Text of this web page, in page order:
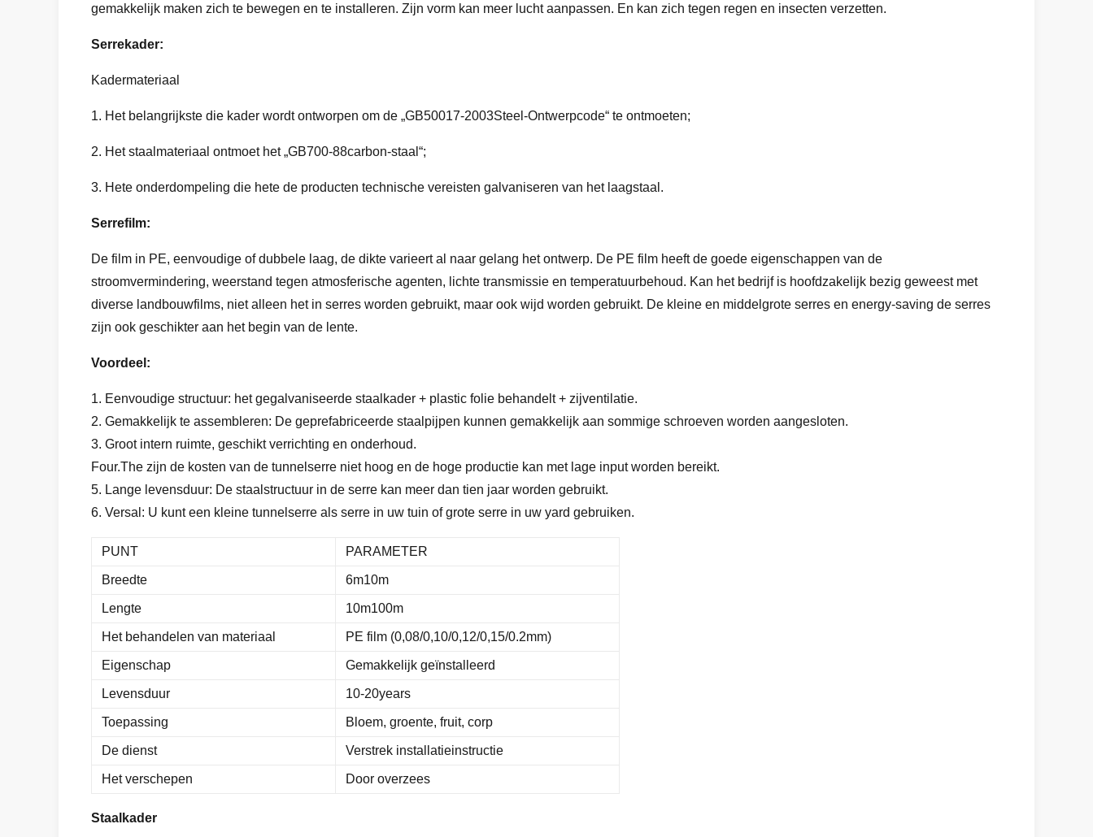
gemakkelijk maken zich te bewegen en te installeren. Zijn vorm kan meer lucht aanpassen. En kan zich tegen regen en insecten verzetten.
Serrekader:
Kadermateriaal
1. Het belangrijkste die kader wordt ontworpen om de „GB50017-2003Steel-Ontwerpcode“ te ontmoeten;
2. Het staalmateriaal ontmoet het „GB700-88carbon-staal“;
3. Hete onderdompeling die hete de producten technische vereisten galvaniseren van het laagstaal.
Serrefilm:
De film in PE, eenvoudige of dubbele laag, de dikte varieert al naar gelang het ontwerp. De PE film heeft de goede eigenschappen van de
stroomvermindering, weerstand tegen atmosferische agenten, lichte transmissie en temperatuurbehoud. Kan het bedrijf is hoofdzakelijk bezig geweest met
diverse landbouwfilms, niet alleen het in serres worden gebruikt, maar ook wijd worden gebruikt. De kleine en middelgrote serres en energy-saving de serres
zijn ook geschikter aan het begin van de lente.
Voordeel:
1. Eenvoudige structuur: het gegalvaniseerde staalkader + plastic folie behandelt + zijventilatie.
2. Gemakkelijk te assembleren: De geprefabriceerde staalpijpen kunnen gemakkelijk aan sommige schroeven worden aangesloten.
3. Groot intern ruimte, geschikt verrichting en onderhoud.
Four.The zijn de kosten van de tunnelserre niet hoog en de hoge productie kan met lage input worden bereikt.
5. Lange levensduur: De staalstructuur in de serre kan meer dan tien jaar worden gebruikt.
6. Versal: U kunt een kleine tunnelserre als serre in uw tuin of grote serre in uw yard gebruiken.
PUNT PARAMETER
Breedte 6m10m
Lengte 10m100m
Het behandelen van materiaal PE film (0,08/0,10/0,12/0,15/0.2mm)
Eigenschap Gemakkelijk geïnstalleerd
Levensduur 10-20years
Toepassing Bloem, groente, fruit, corp
De dienst Verstrek installatieinstructie
Het verschepen Door overzees
Staalkader